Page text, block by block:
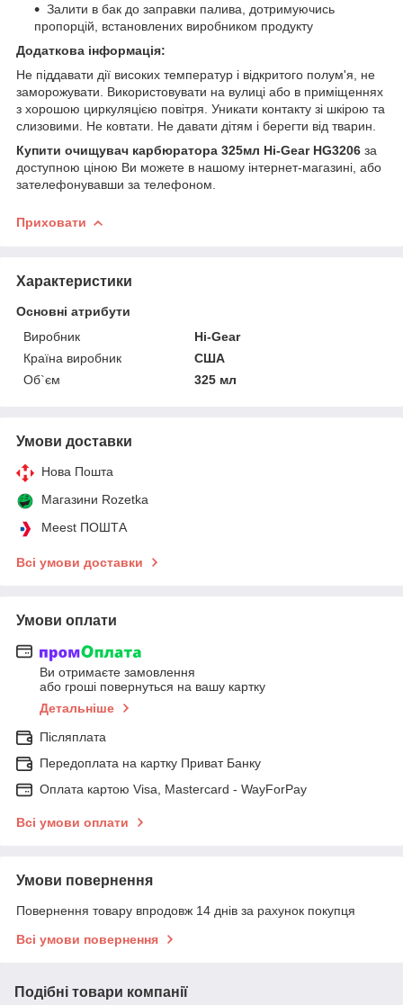
Залити в бак до заправки палива, дотримуючись
пропорцій, встановлених виробником продукту
Додаткова інформація:
Не піддавати дії високих температур і відкритого полум'я, не
заморожувати. Використовувати на вулиці або в приміщеннях
з хорошою циркуляцією повітря. Уникати контакту зі шкірою та
слизовими. Не ковтати. Не давати дітям і берегти від тварин.
Купити очищувач карбюратора 325мл Hi-Gear HG3206 за
доступною ціною Ви можете в нашому інтернет-магазині, або
зателефонувавши за телефоном.
Приховати
Характеристики
Основні атрибути
Виробник
Hi-Gear
Країна виробник
США
Об`єм
325 мл
Умови доставки
Нова Пошта
Магазини Rozetka
Meest ПОШТА
Всі умови доставки
Умови оплати
Ви отримаєте замовлення
або гроші повернуться на вашу картку
Детальніше
Післяплата
Передоплата на картку Приват Банку
Оплата картою Visa, Mastercard - WayForPay
Всі умови оплати
Умови повернення
Повернення товару впродовж 14 днів за рахунок покупця
Всі умови повернення
Подібні товари компанії